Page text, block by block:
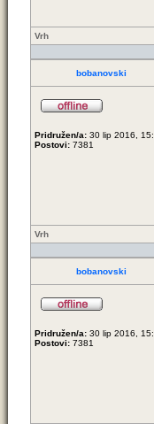
Vrh
bobanovski
Pridružen/a: 30 lip 2016,
Postovi: 7381
Vrh
bobanovski
Pridružen/a: 30 lip 2016,
Postovi: 7381